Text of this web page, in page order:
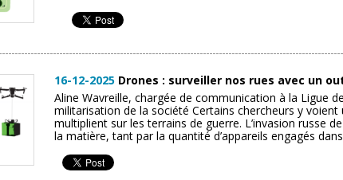
16-12-2025 Drones : surveiller nos rues avec un
Aline Wavreille, chargée de communication à la Ligue
militarisation de la société Certains chercheurs y
multiplient sur les terrains de guerre. L’invasion russe
la matière, tant par la quantité d’appareils engagés